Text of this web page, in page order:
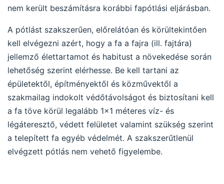
nem került beszámításra korábbi fapótlási eljárásban.
A pótlást szakszerűen, előrelátóan és körültekintően
kell elvégezni azért, hogy a fa a fajra (ill. fajtára)
jellemző élettartamot és habitust a növekedése során
lehetőség szerint elérhesse. Be kell tartani az
épületektől, építményektől és közművektől a
szakmailag indokolt védőtávolságot és biztosítani kell
a fa töve körül legalább 1×1 méteres víz- és
légáteresztő, védett felületet valamint szükség szerint
a telepített fa egyéb védelmét. A szakszerűtlenül
elvégzett pótlás nem vehető figyelembe.